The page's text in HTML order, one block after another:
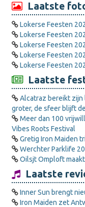
Laatste
Lokerse Feesten
Lokerse Feesten
Lokerse Feesten
Lokerse Feesten
Lokerse Feesten
Laatste
Alcatraz bereikt zijn
groter, de sfeer blijft
Meer dan 100
Vibes Roots Festival
Gretig Iron Maiden
Werchter Parklife
Oilsjt Omploft
Laatste
Inner Sun brengt
Iron Maiden zet